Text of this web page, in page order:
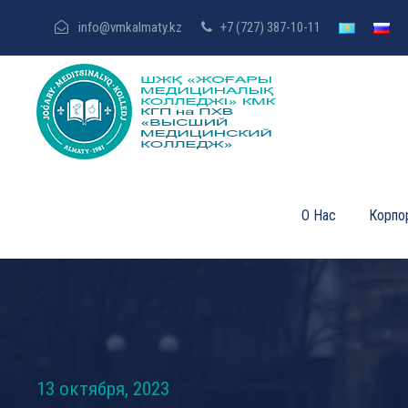
info@vmkalmaty.kz +7 (727) 387-10-11
О Нас
13 октября, 2023